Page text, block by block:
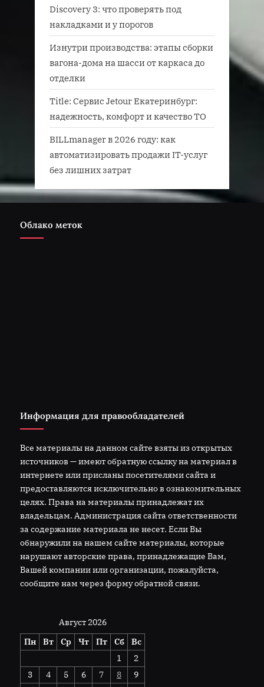
Discovery 3: что проверять под
накладками и у порогов
Изнутри производства: этапы сборки
вагона-дома на шасси от каркаса до
отделки
Title: Сервис Jetour Екатеринбург:
надежность, комфорт и качество ТО
BILLmanager в 2026 году: как
автоматизировать продажи IT-услуг
без лишних затрат
Облако меток
Информация для правообладателей
Все материалы на данном сайте взяты из открытых
источников — имеют обратную ссылку на материал в
интернете или присланы посетителями сайта и
предоставляются исключительно в ознакомительных
целях. Права на материалы принадлежат их
владельцам. Администрация сайта ответственности
за содержание материала не несет. Если Вы
обнаружили на нашем сайте материалы, которые
нарушают авторские права, принадлежащие Вам,
Вашей компании или организации, пожалуйста,
сообщите нам через форму обратной связи.
Август 2026
Пн
Вт Ср Чт Пт Сб
Вс
1
2
3
4 5 6 7 8
9